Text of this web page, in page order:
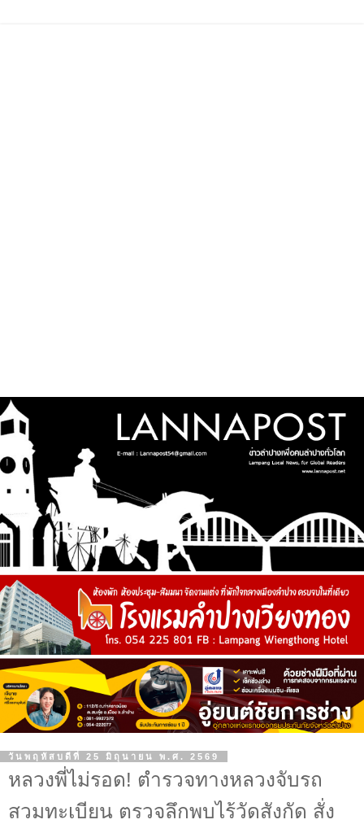
วันพฤหัสบดีที่ 25 มิถุนายน พ.ศ. 2569
หลวงพี่ไม่รอด! ตำรวจทางหลวงจับรถ
สวมทะเบียน ตรวจลึกพบไร้วัดสังกัด สั่ง